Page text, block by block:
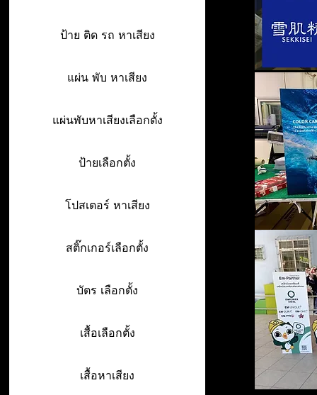
ป้าย ติด รถ หาเสียง
แผ่น พับ หาเสียง
แผ่นพับหาเสียงเลือกตั้ง
ป้ายเลือกตั้ง
โปสเตอร์ หาเสียง
สติ๊กเกอร์เลือกตั้ง
บัตร เลือกตั้ง
เสื้อเลือกตั้ง
เสื้อหาเสียง